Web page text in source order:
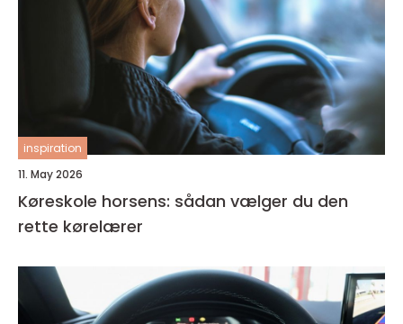
inspiration
11. May 2026
Køreskole horsens: sådan vælger du den
rette kørelærer